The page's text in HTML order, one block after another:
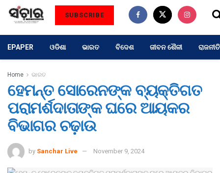
SUBSCRIBE
EPAPER ଓଡିଶା ଭାରତ ବିଦେଶ ଜୀବନ ଶୈଳୀ ରାଜନୀତି
Home ଭାରତ
ହେମନ୍ତ ସୋରେନଙ୍କ ବ୍ୟକ୍ତିଗତ
ପରାମର୍ଶଦାତାଙ୍କ ଘରେ ଆୟକର
ବିଭାଗର ଚଢ଼ାଉ
by Sanchar Live November 9, 2024